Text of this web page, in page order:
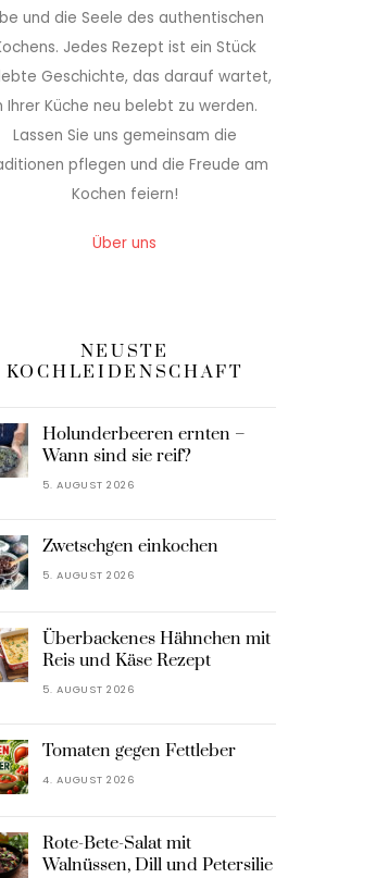
und die Seele des authentischen
Jedes Rezept ist ein Stück
Geschichte, das darauf wartet,
Ihrer Küche neu belebt zu werden.
Lassen Sie uns gemeinsam die
pflegen und die Freude am
Kochen feiern!
Über uns
NEUSTE
KOCHLEIDENSCHAFT
Holunderbeeren ernten –
Wann sind sie reif?
5. AUGUST 2026
Zwetschgen einkochen
5. AUGUST 2026
Überbackenes Hähnchen mit
Reis und Käse Rezept
5. AUGUST 2026
Tomaten gegen Fettleber
4. AUGUST 2026
Rote-Bete-Salat mit
Walnüssen, Dill und Petersilie